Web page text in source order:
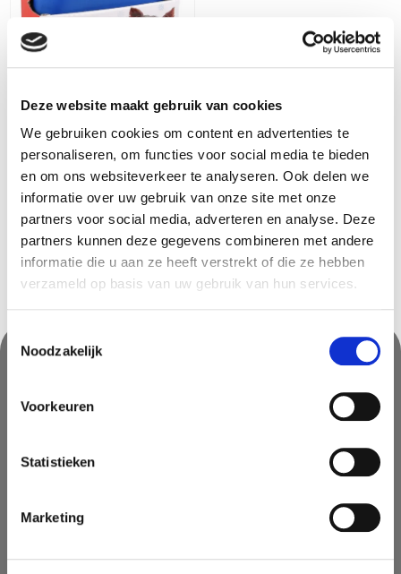
Deze website maakt gebruik van cookies
We gebruiken cookies om content en advertenties te
personaliseren, om functies voor social media te bieden
en om ons websiteverkeer te analyseren. Ook delen we
informatie over uw gebruik van onze site met onze
partners voor social media, adverteren en analyse. Deze
partners kunnen deze gegevens combineren met andere
informatie die u aan ze heeft verstrekt of die ze hebben
verzameld op basis van uw gebruik van hun services.
Toestemmingsselectie
Noodzakelijk
Voorkeuren
Statistieken
Marketing
Koelmat fresk - xs
(35x20cm)
€ 7,99 € 4
Nooit iets van ons missen?
Mis geen enkele aanbieding, inspirerende tip of nieuwsbericht. Schrijf